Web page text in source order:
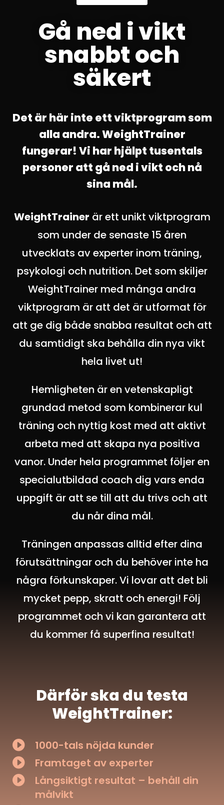
Gå ned i vikt
snabbt och
säkert
Det är här inte ett viktprogram som
alla andra. WeightTrainer
fungerar! Vi har hjälpt tusentals
personer att gå ned i vikt och nå
sina mål.
WeightTrainer är ett unikt viktprogram
som under de senaste 15 åren
utvecklats av experter inom träning,
psykologi och nutrition. Det som skiljer
WeightTrainer med många andra
viktprogram är att det är utformat för
att ge dig både snabba resultat och att
du samtidigt ska behålla din nya vikt
hela livet ut!
Hemligheten är en vetenskapligt
grundad metod som kombinerar kul
träning och nyttig kost med att aktivt
arbeta med att skapa nya positiva
vanor. Under hela programmet följer en
specialutbildad coach dig vars enda
uppgift är att se till att du trivs och att
du når dina mål.
Träningen anpassas alltid efter dina
förutsättningar och du behöver inte ha
några förkunskaper.Vi lovar att det bli
mycket pepp, skratt och energi! Följ
programmet och vi kan garantera att
du kommer få superfina resultat!
Därför ska du testa
WeightTrainer:
 1000-tals nöjda kunder
 Framtaget av experter

Långsiktigt resultat – behåll din
målvikt